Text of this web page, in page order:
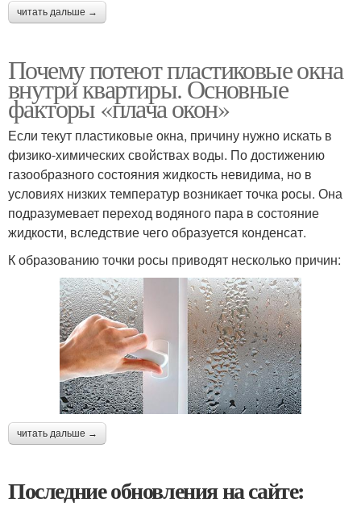
читать дальше →
Почему потеют пластиковые окна
внутри квартиры. Основные
факторы «плача окон»
Если текут пластиковые окна, причину нужно искать в
физико-химических свойствах воды. По достижению
газообразного состояния жидкость невидима, но в
условиях низких температур возникает точка росы. Она
подразумевает переход водяного пара в состояние
жидкости, вследствие чего образуется конденсат.
К образованию точки росы приводят несколько причин:
читать дальше →
Последние обновления на сайте: